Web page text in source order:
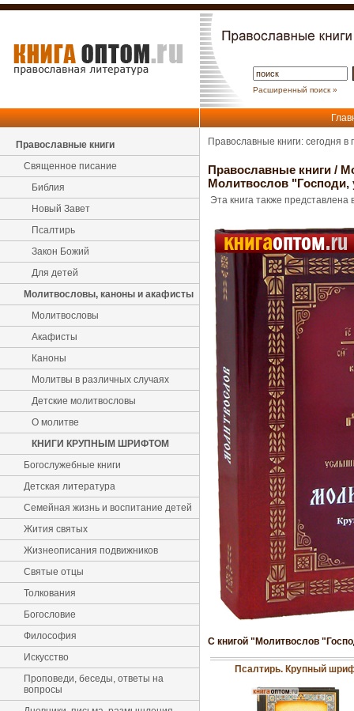
Расширенный поиск »
Православные книги
Священное писание
Библия
Новый Завет
Псалтирь
Закон Божий
Для детей
Молитвословы, каноны и акафисты
Молитвословы
Акафисты
Каноны
Молитвы в различных случаях
Детские молитвословы
О молитве
КНИГИ КРУПНЫМ ШРИФТОМ
Богослужебные книги
Детская литература
Семейная жизнь и воспитание детей
Жития святых
Жизнеописания подвижников
Святые отцы
Толкования
Богословие
Философия
Искусство
Проповеди, беседы, ответы на
вопросы
Православные книги: сегодня
Православные книги /
Молитвослов
Эта книга также представлена
С книгой "Молитвослов
Псалтирь. Крупный